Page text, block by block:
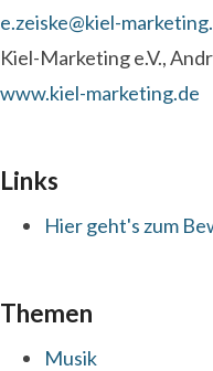
e.zeiske@kiel-
Kiel-Marketing e.V.,
www.kiel-marketing.de
Links
Hier geht's zum
Themen
Musik